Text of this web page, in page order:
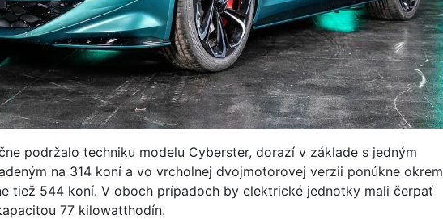
podržalo techniku modelu Cyberster, dorazí v základe s jedným
na 314 koní a vo vrcholnej dvojmotorovej verzii ponúkne okrem
tiež 544 koní. V oboch prípadoch by elektrické jednotky mali čerpať
77 kilowatthodín.